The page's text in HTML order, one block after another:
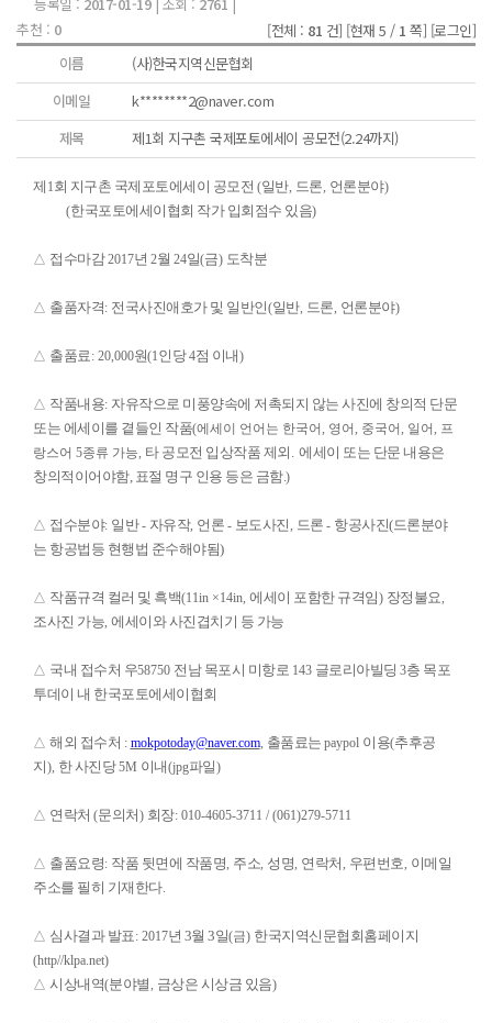
등록일 : 2017-01-19| 조회 : 2761 |
추천 : 0 [전체 : 81 건] [현재 5 / 1 쪽] [로그인]
이름
(사)한국지역신문협회
이메일
k********2@naver.com
제목
제1회 지구촌 국제포토에세이 공모전(2.24까지)
제 1회 지구촌 국제포토에세이 공모전 (일반, 드론, 언론분야)
(한국포토에세이협회 작가 입회점수 있음)
△ 접수마감2017년 2월 24일(금) 도착분
△ 출품자격: 전국사진애호가 및 일반인(일반, 드론, 언론분야)
△ 출품료: 20,000원(1인당4점 이내)
△ 작품내용: 자유작으로 미풍양속에 저촉되지 않는 사진에 창의적 단문
또는 에세이를 곁들인 작품(에세이 언어는 한국어, 영어, 중국어, 일어, 프
랑스어 5종류 가능, 타 공모전 입상작품 제외. 에세이 또는 단문 내용은
창의적이어야함, 표절 명구 인용 등은 금함.)
△ 접수분야: 일반- 자유작, 언론 - 보도사진, 드론 - 항공사진(드론분야
는 항공법등 현행법 준수해야됨)
△ 작품규격 컬러 및 흑백(11in ×14in, 에세이 포함한 규격임) 장정불요,
조사진 가능, 에세이와 사진겹치기 등 가능
△ 국내 접수처 우58750 전남 목포시 미항로 143 글로리아빌딩 3층 목포
투데이 내 한국포토에세이협회
△ 해외 접수처 : mokpotoday@naver.com, 출품료는 paypol 이용(추후공
지), 한 사진당5M 이내(jpg파일)
△ 연락처 (문의처) 회장: 010-4605-3711 / (061)279-5711
△ 출품요령: 작품 뒷면에 작품명, 주소, 성명, 연락처, 우편번호, 이메일
주소를 필히 기재한다.
△ 심사결과 발표: 2017년 3월 3일(금) 한국지역신문협회홈페이지
(http//klpa.net)
△ 시상내역(분야별, 금상은 시상금 있음)